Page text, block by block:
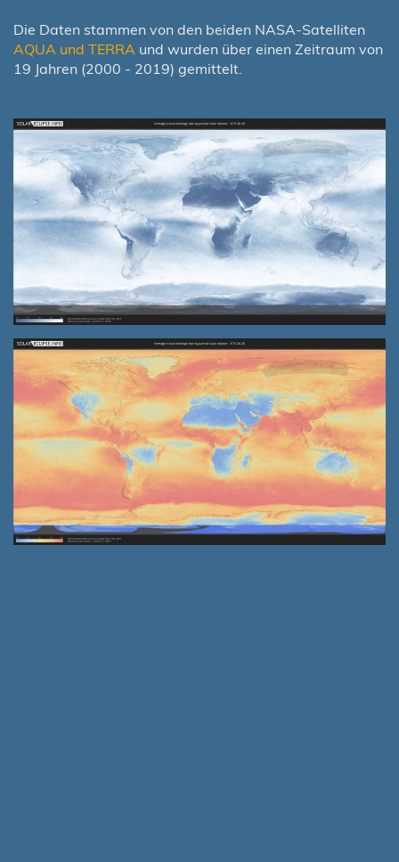
Die Daten stammen von den beiden NASA-Satelliten
AQUA und TERRA und wurden über einen Zeitraum von
19 Jahren (2000 - 2019) gemittelt.